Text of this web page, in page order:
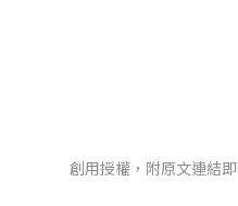
創用授權，附原文連結